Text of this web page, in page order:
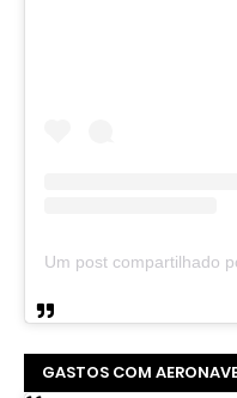
GASTOS COM